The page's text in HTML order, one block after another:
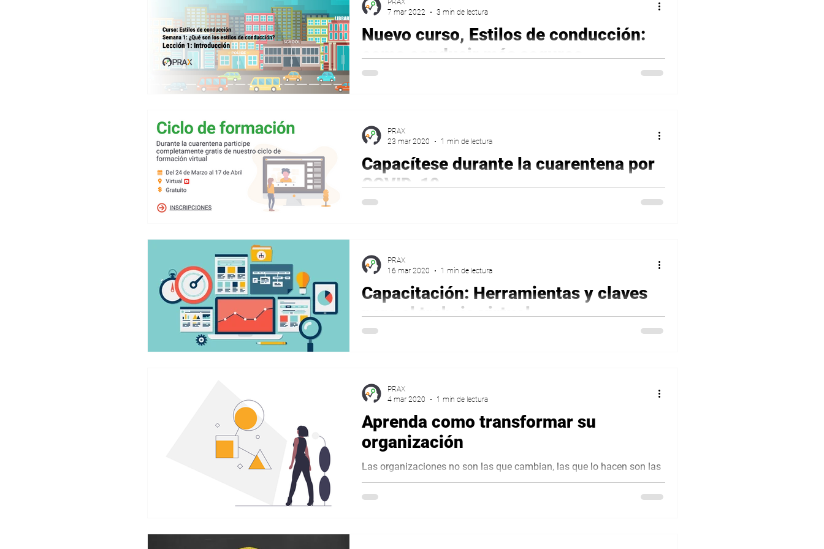
Nuevo curso, Estilos de conducción:
como conducir más seguros
Los accidentes de tránsito producen 1.35 millones de muertes al año,
PRAX
7 mar 2022
3 min de lectura
Capacítese durante la cuarentena por
COVID-19
[Ciclo de formación finalizado] Contenido 1. Estrés por el aislamiento
PRAX
23 mar 2020
1 min de lectura
Capacitación: Herramientas y claves
para el trabajo virtual
Capacitación virtual gratuita en herramientas y claves para el trabajo
PRAX
16 mar 2020
1 min de lectura
Aprenda como transformar su
organización
Las organizaciones no son las que cambian, las que lo hacen son las
personas. Toda transformación de una organización debe
considerar...
PRAX
4 mar 2020
1 min de lectura